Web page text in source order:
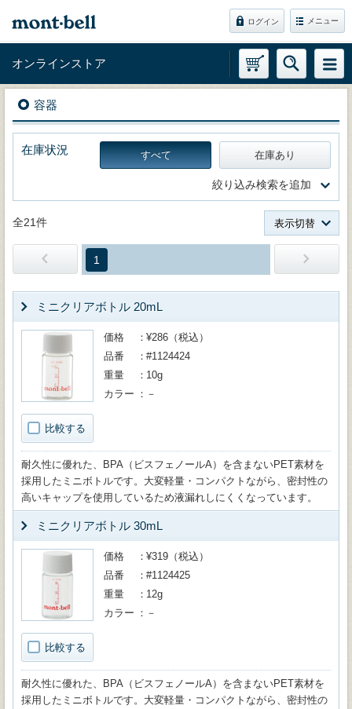
ログイン メニュー
オンラインストア
容器
在庫状況 すべて 在庫あり
絞り込み検索を追加
全21件 表示切替
1
ミニクリアボトル 20mL
比較する
価格
¥286（税込）
品番
#1124424
重量
10g
カラー
－
耐久性に優れた、BPA（ビスフェノールA）を含まないPET素材を
採用したミニボトルです。大変軽量・コンパクトながら、密封性の
高いキャップを使用しているため液漏れしにくくなっています。
ミニクリアボトル 30mL
比較する
価格
¥319（税込）
品番
#1124425
重量
12g
カラー
－
耐久性に優れた、BPA（ビスフェノールA）を含まないPET素材を
採用したミニボトルです。大変軽量・コンパクトながら、密封性の